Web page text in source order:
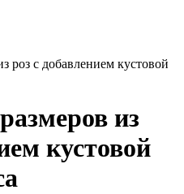
роз c добавлением кустовой
из
кустовой